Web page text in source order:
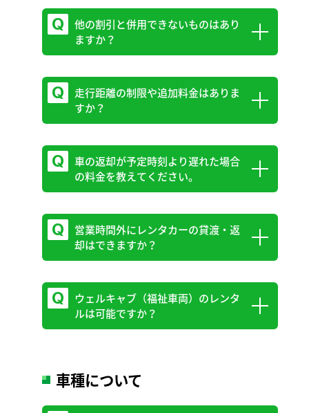
くは[免許区分表]をご参照ください。
免許区分について
普通免許・中型免許は、法改正（2007年・2017
年）により、取得した時期によって運転できる
「車両総重量」や「最大積載量」が異なります。
お手持ちの免許証の「交付年月日」と「免許の
等）は除く。
初心者マーク（無料）は店舗に数点用意し
2023年7月1日ご予約受付分より、「同一
府県内」のワンウェイ料金も有料になりま
設定エリアや料金詳細については以下の
PDFをご確認ください。
埼玉ワンウェイエリア料金表
他の割引と併用できないものはあり
ますか？
パパママ応援カード、福祉割引、JAF会員
割引、リロクラブ会員割引、他割引サービ
ご了承ください。※詳しくは店舗スタッフ
にお問い合わせください。
走行距離の制限や追加料金はありま
すか？
走行距離の制限や、走行距離に応じての追
加料金はありません。
車の返却が予定時刻より遅れた場合
の料金を教えてください。
超過時間に対する追加料金をお支払いいた
だきます。
料金をお申受けますのでご注意ください。
営業時間外にレンタカーの貸渡・返
却はできますか？
営業時間外の貸渡・返却はできません。
営業時間外はトヨタシェアのご利用をおス
ウェルキャブ（福祉車両）のレンタ
ルは可能ですか？
お電話、または公式サイトでのご予約が可
能です。
車種について